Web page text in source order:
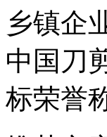
乡镇企
中国刀
标荣誉